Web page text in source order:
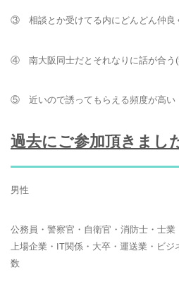
③ 相談とか受けてる内にどんどん仲良
④ 南大阪同士だとそれなりに話が合う(
⑤ 近いので誘ってもらえる頻度が高い
過去にご参加頂きまし
男性
公務員・警察官・自衛官・消防士・士業
上場企業・IT関係・大卒・運送業・ビ
数